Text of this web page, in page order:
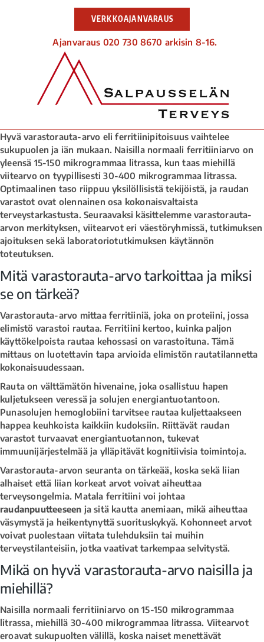
VERKKOAJANVARAUS
Ajanvaraus 020 730 8670 arkisin 8-16.
Hyvä varastorauta-arvo eli ferritiinipitoisuus vaihtelee
sukupuolen ja iän mukaan. Naisilla normaali ferritiiniarvo on
yleensä 15-150 mikrogrammaa litrassa, kun taas miehillä
viitearvo on tyypillisesti 30-400 mikrogrammaa litrassa.
Optimaalinen taso riippuu yksilöllisistä tekijöistä, ja raudan
varastot ovat olennainen osa kokonaisvaltaista
terveystarkastusta. Seuraavaksi käsittelemme varastorauta-
arvon merkityksen, viitearvot eri väestöryhmissä, tutkimuksen
ajoituksen sekä laboratoriotutkimuksen käytännön
toteutuksen.
Mitä varastorauta-arvo tarkoittaa ja miksi
se on tärkeä?
Varastorauta-arvo mittaa ferritiiniä, joka on proteiini, jossa
elimistö varastoi rautaa. Ferritiini kertoo, kuinka paljon
käyttökelpoista rautaa kehossasi on varastoituna. Tämä
mittaus on luotettavin tapa arvioida elimistön rautatilannetta
kokonaisuudessaan.
Rauta on välttämätön hivenaine, joka osallistuu hapen
kuljetukseen veressä ja solujen energiantuotantoon.
Punasolujen hemoglobiini tarvitsee rautaa kuljettaakseen
happea keuhkoista kaikkiin kudoksiin. Riittävät raudan
varastot turvaavat energiantuotannon, tukevat
immuunijärjestelmää ja ylläpitävät kognitiivisia toimintoja.
Varastorauta-arvon seuranta on tärkeää, koska sekä liian
alhaiset että liian korkeat arvot voivat aiheuttaa
terveysongelmia. Matala ferritiini voi johtaa
raudanpuutteeseen ja sitä kautta anemiaan, mikä aiheuttaa
väsymystä ja heikentynyttä suorituskykyä. Kohonneet arvot
voivat puolestaan viitata tulehduksiin tai muihin
terveystilanteisiin, jotka vaativat tarkempaa selvitystä.
Mikä on hyvä varastorauta-arvo naisilla ja
miehillä?
Naisilla normaali ferritiiniarvo on 15-150 mikrogrammaa
litrassa, miehillä 30-400 mikrogrammaa litrassa. Viitearvot
eroavat sukupuolten välillä, koska naiset menettävät